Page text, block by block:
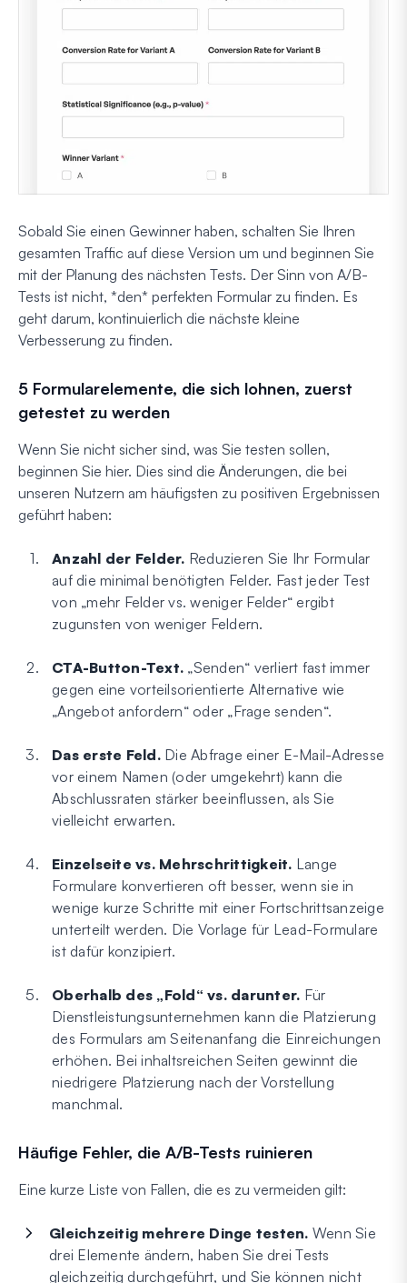
Sobald Sie einen Gewinner haben, schalten Sie Ihren
gesamten Traffic auf diese Version um und beginnen Sie
mit der Planung des nächsten Tests. Der Sinn von A/B-
Tests ist nicht, *den* perfekten Formular zu finden. Es
geht darum, kontinuierlich die nächste kleine
Verbesserung zu finden.
5 Formularelemente, die sich lohnen, zuerst
getestet zu werden
Wenn Sie nicht sicher sind, was Sie testen sollen,
beginnen Sie hier. Dies sind die Änderungen, die bei
unseren Nutzern am häufigsten zu positiven Ergebnissen
geführt haben:
Anzahl der Felder. Reduzieren Sie Ihr Formular
auf die minimal benötigten Felder. Fast jeder Test
von „mehr Felder vs. weniger Felder“ ergibt
zugunsten von weniger Feldern.
CTA-Button-Text. „Senden“ verliert fast immer
gegen eine vorteilsorientierte Alternative wie
„Angebot anfordern“ oder „Frage senden“.
Das erste Feld.Die Abfrage einer E-Mail-Adresse
vor einem Namen (oder umgekehrt) kann die
Abschlussraten stärker beeinflussen, als Sie
vielleicht erwarten.
Einzelseite vs. Mehrschrittigkeit. Lange
Formulare konvertieren oft besser, wenn sie in
wenige kurze Schritte mit einer Fortschrittsanzeige
unterteilt werden. Die Vorlage für Lead-Formulare
ist dafür konzipiert.
Oberhalb des „Fold“ vs. darunter. Für
Dienstleistungsunternehmen kann die Platzierung
des Formulars am Seitenanfang die Einreichungen
erhöhen. Bei inhaltsreichen Seiten gewinnt die
niedrigere Platzierung nach der Vorstellung
manchmal.
Häufige Fehler, die A/B-Tests ruinieren
Eine kurze Liste von Fallen, die es zu vermeiden gilt:
Gleichzeitig mehrere Dinge testen. Wenn Sie
drei Elemente ändern, haben Sie drei Tests
gleichzeitig durchgeführt, und Sie können nicht